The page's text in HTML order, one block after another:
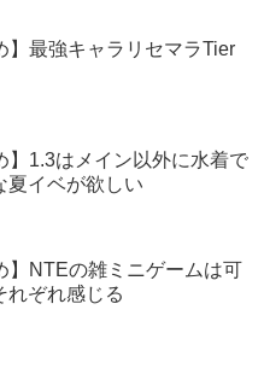
】最強キャラリセマラTier
】1.3はメイン以外に水着で
夏イベが欲しい
】NTEの雑ミニゲームは可
れぞれ感じる